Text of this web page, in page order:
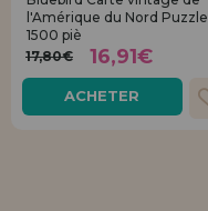
l'Amérique du Nord Puzzle
1500 piè
17,80€
16,91€
ACHETER